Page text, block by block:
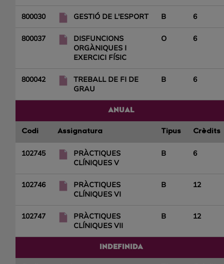
800030 GESTIÓ DE L'ESPORT B 6
800037
DISFUNCIONS
ORGÀNIQUES I
EXERCICI FÍSIC
O 6
800042
TREBALL DE FI DE
GRAU
B 6
ANUAL
Codi Assignatura Tipus Crèdits
102745
PRÀCTIQUES
CLÍNIQUES V
B 6
102746
PRÀCTIQUES
CLÍNIQUES VI
B 12
102747
PRÀCTIQUES
CLÍNIQUES VII
B 12
INDEFINIDA